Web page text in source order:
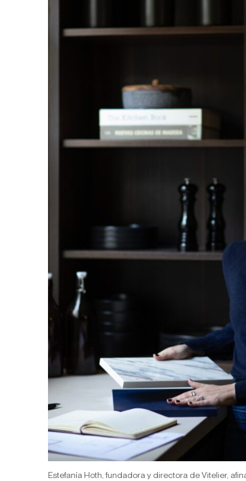
Estefanía Hoth, fundadora y directora de Vitelier,